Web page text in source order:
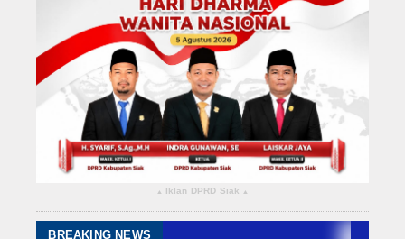
Bengkalis
Meranti
Indragiri Hulu
Kuansing
▴ Iklan DPRD Siak ▴
BREAKING NEWS